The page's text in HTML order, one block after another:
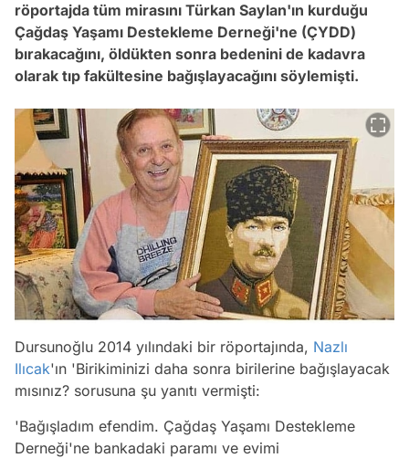
röportajda tüm mirasını Türkan Saylan'ın kurduğu
Çağdaş Yaşamı Destekleme Derneği'ne (ÇYDD)
bırakacağını, öldükten sonra bedenini de kadavra
olarak tıp fakültesine bağışlayacağını söylemişti.
Dursunoğlu 2014 yılındaki bir röportajında, Nazlı
Ilıcak'ın 'Birikiminizi daha sonra birilerine bağışlayacak
mısınız? sorusuna şu yanıtı vermişti:
'Bağışladım efendim. Çağdaş Yaşamı Destekleme
Derneği'ne bankadaki paramı ve evimi